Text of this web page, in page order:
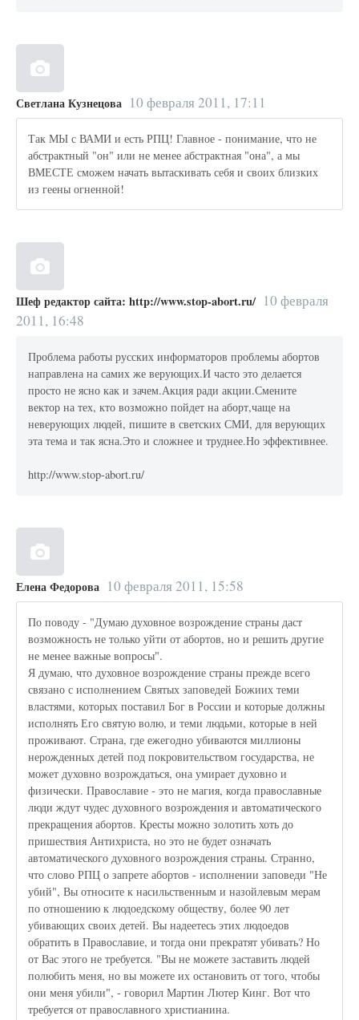
Светлана Кузнецова 10 февраля 2011, 17:11
Так МЫ с ВАМИ и есть РПЦ! Главное - понимание, что не
абстрактный "он" или не менее абстрактная "она", а мы
ВМЕСТЕ сможем начать вытаскивать себя и своих близких
из геены огненной!
Шеф редактор сайта: http://www.stop-abort.ru/ 10 февраля
2011, 16:48
Проблема работы русских информаторов проблемы абортов
направлена на самих же верующих.И часто это делается
просто не ясно как и зачем.Акция ради акции.Смените
вектор на тех, кто возможно пойдет на аборт,чаще на
неверующих людей, пишите в светских СМИ, для верующих
эта тема и так ясна.Это и сложнее и труднее.Но эффективнее.
http://www.stop-abort.ru/
Елена Федорова 10 февраля 2011, 15:58
По поводу - "Думаю духовное возрождение страны даст
возможность не только уйти от абортов, но и решить другие
не менее важные вопросы".
Я думаю, что духовное возрождение страны прежде всего
связано с исполнением Святых заповедей Божиих теми
властями, которых поставил Бог в России и которые должны
исполнять Его святую волю, и теми людьми, которые в ней
проживают. Страна, где ежегодно убиваются миллионы
нерожденных детей под покровительством государства, не
может духовно возрождаться, она умирает духовно и
физически. Православие - это не магия, когда православные
люди ждут чудес духовного возрождения и автоматического
прекращения абортов. Кресты можно золотить хоть до
пришествия Антихриста, но это не будет означать
автоматического духовного возрождения страны. Странно,
что слово РПЦ о запрете абортов - исполнении заповеди "Не
убий", Вы относите к насильственным и назойлевым мерам
по отношению к людоедскому обществу, более 90 лет
убивающих своих детей. Вы надеетесь этих людоедов
обратить в Православие, и тогда они прекратят убивать? Но
от Вас этого не требуется. "Вы не можете заставить людей
полюбить меня, но вы можете их остановить от того, чтобы
они меня убили", - говорил Мартин Лютер Кинг. Вот что
требуется от православного христианина.